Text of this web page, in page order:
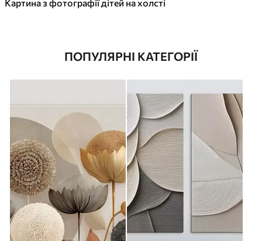
Картина з фотографії дітей на холсті
ПОПУЛЯРНІ КАТЕГОРІЇ